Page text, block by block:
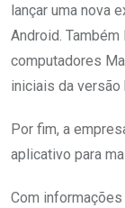
lançar uma nova
Android.
computadores
iniciais da versão
Por fim, a
aplicativo para
Com